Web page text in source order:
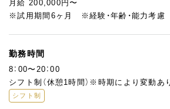
月給 200,000円〜
※試用期間6ヶ月 ※経験・年齢・能力考
勤務時間
8：00〜20：00
シフト制（休憩1時間）※時期により変動あ
シフト制